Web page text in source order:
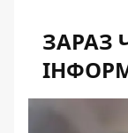
ЗАРАЗ